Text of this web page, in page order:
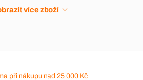
více zboží
při nákupu nad 25 000 Kč